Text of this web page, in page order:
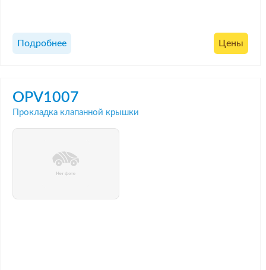
Подробнее Цены
OPV1007
Прокладка клапанной крышки